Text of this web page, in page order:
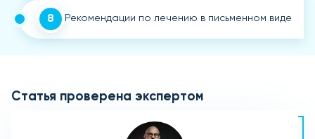
8 Рекомендации по лечению в письменном виде
Статья проверена экспертом